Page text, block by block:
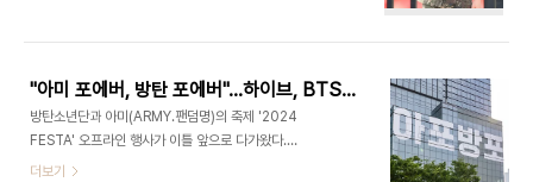
방탄소년단 슈가를 제외한 멤버들이 함께 해 축하를
과 포옹하며 눈물을 흘리기도 했다. 이후 진이 부대
밖으로 나와 거수경례를 하며 취재진 앞에서 전역을
알리자, 방탄소년단 멤버들이 등장했다. RM과 제이
홉은 사복 차림으로, 지민 뷔 정국은 군복을 입고 등
장해 오랜만에 해후했다. 슈가의 모습은 보이지 않았
"아미 포에버, 방탄 포에버"…하이브, BTS 데뷔일 맞아 사옥 래핑
방탄소년단과 아미(ARMY.팬덤명)의 축제 '2024
FESTA' 오프라인 행사가 이틀 앞으로 다가왔다.
'FESTA'는 방탄소년단이 매년 데뷔일(6월 13일)을
더보기